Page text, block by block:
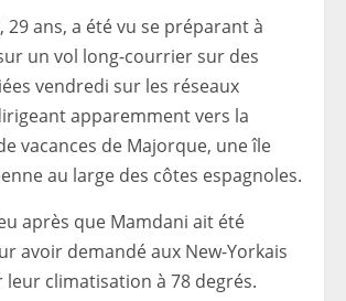
29 ans, a été vu se préparant à
un vol long-courrier sur des
vendredi sur les réseaux
apparemment vers la
vacances de Majorque, une île
au large des côtes espagnoles.
après que Mamdani ait été
avoir demandé aux New-Yorkais
climatisation à 78 degrés.